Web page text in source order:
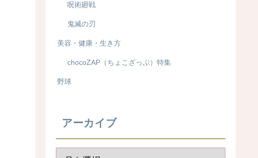
呪術廻戦
鬼滅の刃
美容・健康・生き方
chocoZAP（ちょこざっぷ）特集
野球
アーカイブ